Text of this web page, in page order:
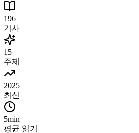
196
기사
15+
주제
2025
최신
5min
평균 읽기